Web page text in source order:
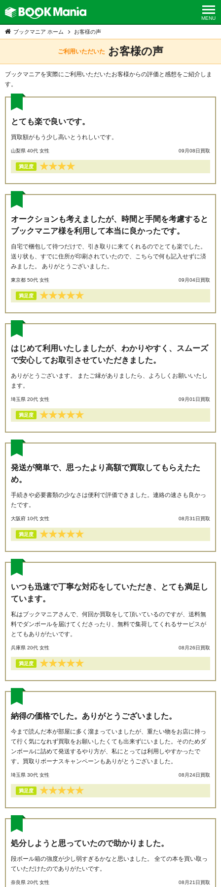
toggle
MENU
ブックマニア ホーム お客様の声
ご利用いただいた お客様の声
ブックマニアを実際にご利用いただいたお客様からの評価と感想をご紹介しま
す。
とても楽で良いです。
買取額がもう少し高いとうれしいです。
山梨県 40代 女性 09月08日買取
満足度 ★★★★
オークションも考えましたが、時間と手間を考慮すると
ブックマニア様を利用して本当に良かったです。
自宅で梱包して待つだけで、引き取りに来てくれるのでとても楽でした。
送り状も、すでに住所が印刷されていたので、こちらで何も記入せずに済
みました。 ありがとうございました。
東京都 50代 女性 09月04日買取
満足度 ★★★★★
はじめて利用いたしましたが、わかりやすく、スムーズ
で安心してお取引させていただきました。
ありがとうございます。 またご縁がありましたら、よろしくお願いいたし
ます。
埼玉県 20代 女性 09月01日買取
満足度 ★★★★★
発送が簡単で、思ったより高額で買取してもらえたた
め。
手続きや必要書類の少なさは便利で評価できました。連絡の速さも良かっ
たです。
大阪府 10代 女性 08月31日買取
満足度 ★★★★★
いつも迅速で丁寧な対応をしていただき、とても満足し
ています。
私はブックマニアさんで、何回か買取をして頂いているのですが、送料無
料でダンボールを届けてくださったり、無料で集荷してくれるサービスが
とてもありがたいです。
兵庫県 20代 女性 08月26日買取
満足度 ★★★★★
納得の価格でした。ありがとうございました。
今まで読んだ本が部屋に多く溜まっていましたが、重たい物をお店に持っ
て行く気になれず買取をお願いしたくても出来ずにいました。そのためダ
ンボールに詰めて発送するやり方が、私にとっては利用しやすかったで
す。買取りボーナスキャンペーンもありがとうございました。
埼玉県 30代 女性 08月24日買取
満足度 ★★★★★
処分しようと思っていたので助かりました。
段ボール箱の強度が少し弱すぎるかなと思いました。 全ての本を買い取っ
ていただけたのでありがたいです。
奈良県 20代 女性 08月21日買取